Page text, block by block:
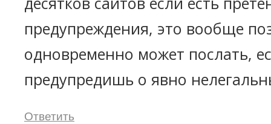
предупреждения, это вообще
одновременно может послать,
предупредишь о явно
Ответить